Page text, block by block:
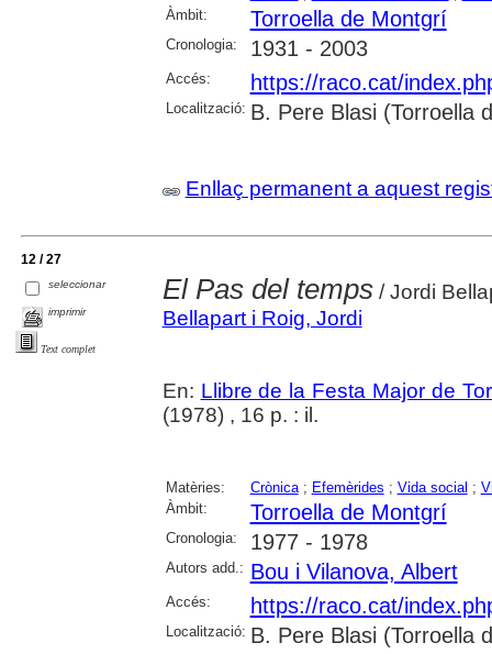
Àmbit:
Torroella de Montgrí
Cronologia: 1931 - 2003
Accés: https://raco.cat/
Localització: B. Pere Blasi (Torroella
Enllaç permanent a aquest
12 / 27
seleccionar
imprimir
Text complet
El Pas del temps/ Jordi
Bellapart i Roig, Jordi
En: Llibre de la Festa Major de
(1978) , 16 p. : il.
Matèries: Crònica; Efemèrides ; Vida social ;
Àmbit:
Torroella de Montgrí
Cronologia: 1977 - 1978
Autors add.: Bou i Vilanova, Albert
Accés: https://raco.cat/
Localització: B. Pere Blasi (Torroella